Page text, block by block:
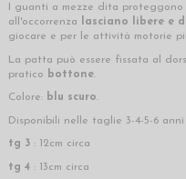
I guanti a mezze dita
all'occorrenza
lasciano libere e
giocare e per le attività motorie
La patta può essere fissata al
pratico
bottone.
Colore: blu scuro.
Disponibili nelle taglie 3-4-5-6
tg 3 : 12cm circa
tg 4 : 13cm circa